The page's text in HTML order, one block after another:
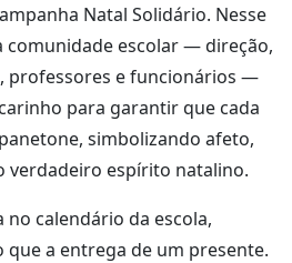
Natal Solidário. Nesse
comunidade escolar — direção,
professores e funcionários —
para garantir que cada
simbolizando afeto,
verdadeiro espírito natalino.
no calendário da escola,
a entrega de um presente.